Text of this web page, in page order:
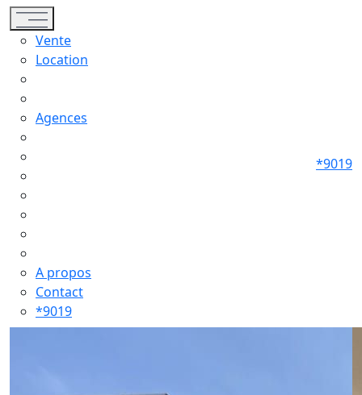
Toggle navigation
Vente
Location
Agences
A propos
Contact
*9019
*9019